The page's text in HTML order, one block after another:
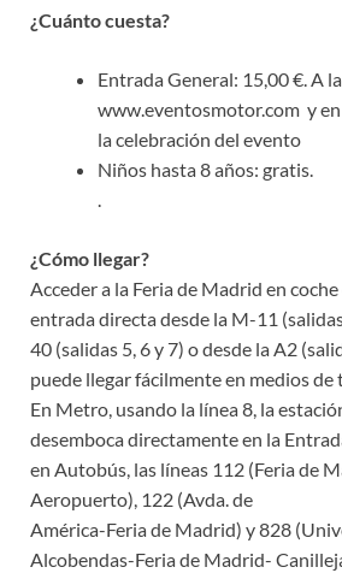
¿Cuánto cuesta?
Entrada General: 15,00 €. A
www.eventosmotor.com y
la celebración del evento
Niños hasta 8 años: gratis.
.
¿Cómo llegar?
Acceder a la Feria de Madrid en
entrada directa desde la M-11
40 (salidas 5, 6 y 7) o desde la A2
puede llegar fácilmente en medios
En Metro, usando la línea 8, la
desemboca directamente en la
en Autobús, las líneas 112 (Feria de
Aeropuerto), 122 (Avda. de
América-Feria de Madrid) y 828
Alcobendas-Feria de Madrid-